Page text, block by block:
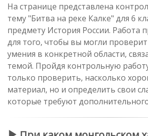
На странице представлена
тему "Битва на реке Калке" для 6
предмету История России. Работа
для того, чтобы вы могли
умения в конкретной области,
темой. Пройдя контрольную
только проверить, насколько
материал, но и определить свои
которые требуют